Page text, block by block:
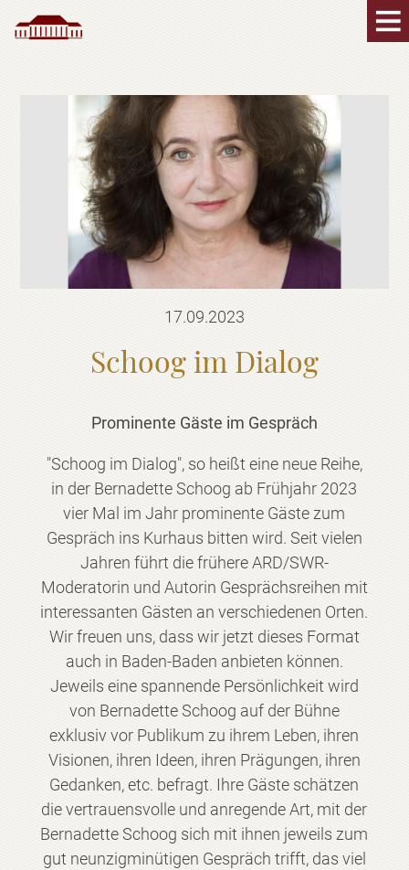
17.09.2023
Schoog im Dialog
Prominente Gäste im Gespräch
"Schoog im Dialog", so heißt eine neue Reihe,
in der Bernadette Schoog ab Frühjahr 2023
vier Mal im Jahr prominente Gäste zum
Gespräch ins Kurhaus bitten wird. Seit vielen
Jahren führt die frühere ARD/SWR-
Moderatorin und Autorin Gesprächsreihen mit
interessanten Gästen an verschiedenen Orten.
Wir freuen uns, dass wir jetzt dieses Format
auch in Baden-Baden anbieten können.
Jeweils eine spannende Persönlichkeit wird
von Bernadette Schoog auf der Bühne
exklusiv vor Publikum zu ihrem Leben, ihren
Visionen, ihren Ideen, ihren Prägungen, ihren
Gedanken, etc. befragt. Ihre Gäste schätzen
die vertrauensvolle und anregende Art, mit der
Bernadette Schoog sich mit ihnen jeweils zum
gut neunzigminütigen Gespräch trifft, das viel